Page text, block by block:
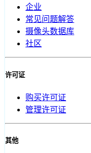
企业
常见问题解答
摄像头数据库
社区
许可证
购买许可证
管理许可证
其他